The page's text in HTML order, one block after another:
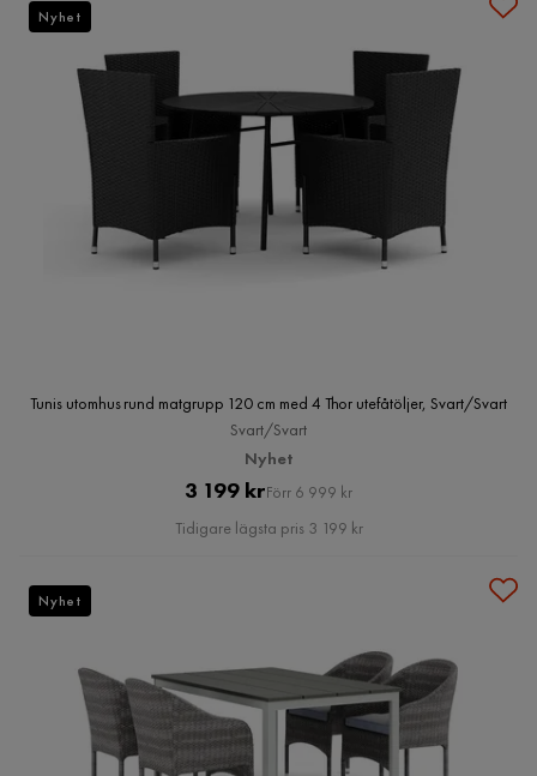
Tunis utomhus rund matgrupp 120 cm med 4 Thor utefåtöljer, Svart/Svart
Svart/Svart
Nyhet
Pris
3 199 krOriginal
Pris
Förr 6 999 kr
Tidigare lägsta pris 3 199 kr
Nyhet
Nyhet